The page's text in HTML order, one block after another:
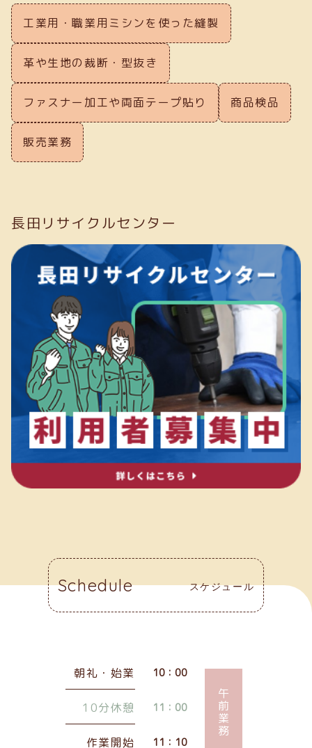
工業用・職業用ミシンを使った縫製
革や生地の裁断・型抜き
ファスナー加工や両面テープ貼り 商品検品
販売業務
長田リサイクルセンター
Schedule スケジュール
朝礼・始業 10：00
10分休憩 11：00
作業開始 11：10
午前業務